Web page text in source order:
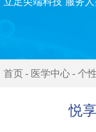
首页 医学中心 个
悦